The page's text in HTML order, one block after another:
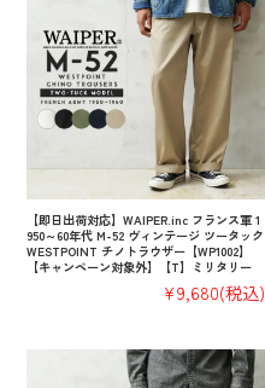
【即日出荷対応】WAIPER.inc フランス軍 1
950～60年代 M-52 ヴィンテージ ツータック
WESTPOINT チノトラウザー【WP1002】
【キャンペーン対象外】【T】ミリタリー
¥9,680(税込)